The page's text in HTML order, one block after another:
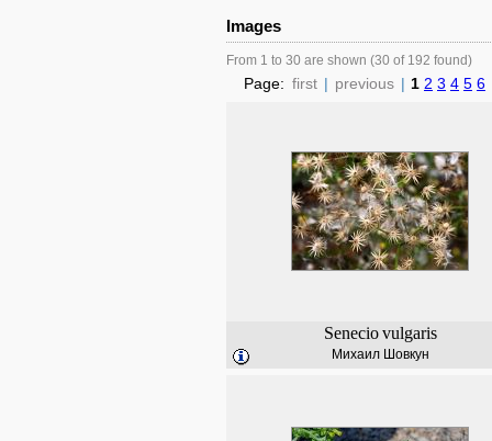
Images
From 1 to 30 are shown (30 of 192 found)
Page: first | previous | 1 2 3 4 5 6
Senecio vulgaris
Михаил Шовкун